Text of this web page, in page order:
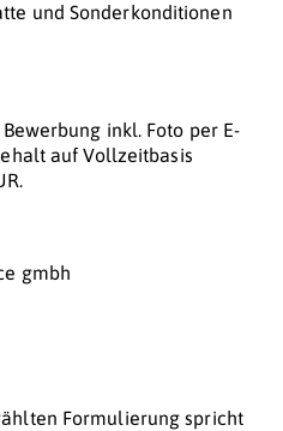
und Sonderkonditionen
inkl. Foto per E-
auf Vollzeitbasis
gmbh
Formulierung spricht